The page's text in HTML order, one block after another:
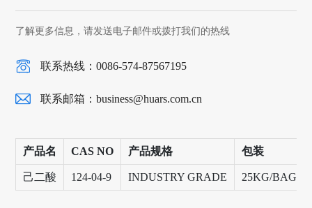
了解更多信息，请发送电子邮件或拨打我们的热线
联系热线：0086-574-87567195
联系邮箱：business@huars.com.cn
产品名 CAS NO 产品规格 包装
己二酸 124-04-9 INDUSTRY GRADE 25KG/